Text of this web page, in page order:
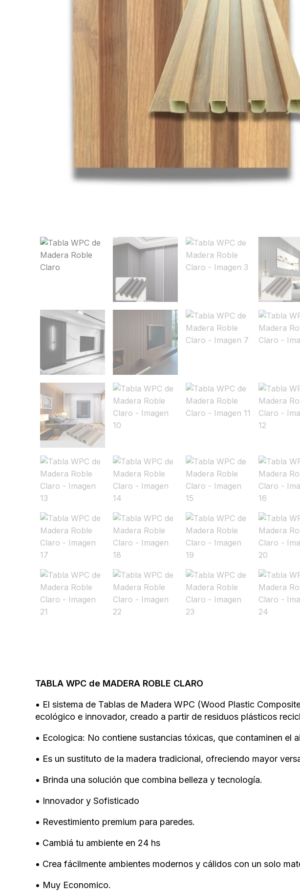
TABLA WPC de MADERA ROBLE CLARO
• El sistema de Tablas de Madera WPC (Wood Plastic
ecológico e innovador, creado a partir de residuos plásticos
• Ecologica: No contiene sustancias tóxicas, que contaminen el
• Es un sustituto de la madera tradicional, ofreciendo mayor
• Brinda una solución que combina belleza y tecnología.
• Innovador y Sofisticado
• Revestimiento premium para paredes.
• Cambiá tu ambiente en 24 hs
• Crea fácilmente ambientes modernos y cálidos con un solo
• Muy Economico.